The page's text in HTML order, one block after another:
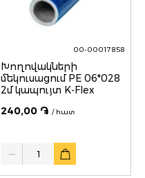
00-00017858
Խողովակների
մեկուսացում PE 06*028
2մ կապույտ K-Flex
240,00 ֏ / հատ
Quantity